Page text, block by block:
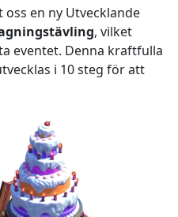
en ny Utvecklande
, vilket
eventet. Denna kraftfulla
i 10 steg för att